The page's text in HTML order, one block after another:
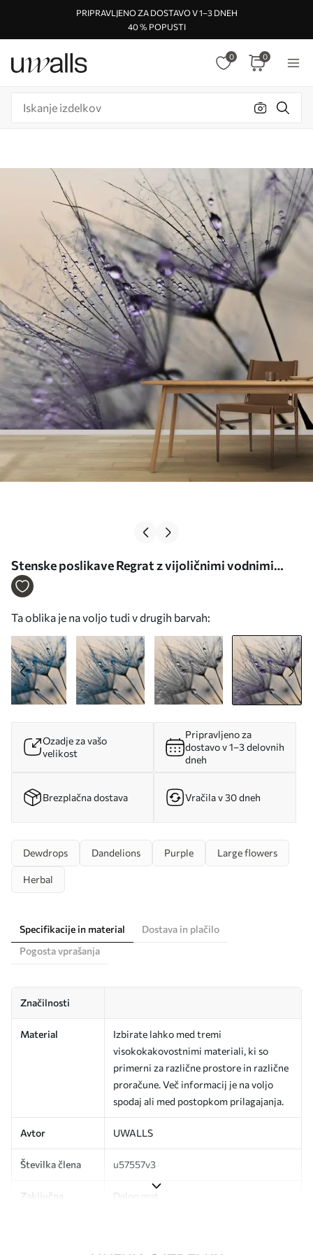
PRIPRAVLJENO ZA DOSTAVO V 1–3 DNEH
40 % POPUSTI
0 0
Stenske poslikave Regrat z vijoličnimi vodnimi
kapljicami Št. u57557v3
Ta oblika je na voljo tudi v drugih barvah:
Ozadje za vašo
velikost
Pripravljeno za
dostavo v 1–3 delovnih
dneh
Brezplačna dostava Vračila v 30 dneh
Dewdrops Dandelions Purple Large flowers
Herbal
Specifikacije in material
Dostava in plačilo
Pogosta vprašanja
Značilnosti
Material
Izbirate lahko med tremi
visokokakovostnimi materiali, ki so
primerni za različne prostore in različne
proračune. Več informacij je na voljo
spodaj ali med postopkom prilagajanja.
Avtor UWALLS
Številka člena u57557v3
Zaključna
Delno mat.